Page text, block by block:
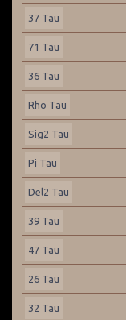
37 Tau
71 Tau
36 Tau
Rho Tau
Sig2 Tau
Pi Tau
Del2 Tau
39 Tau
47 Tau
26 Tau
32 Tau